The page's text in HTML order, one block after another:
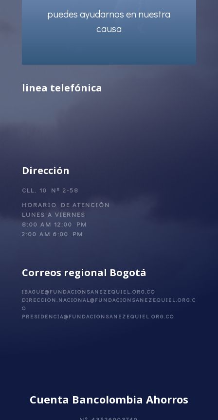
puedes ayudarnos en nuestra
causa
linea telefónica
Dirección
CLL. 10 Nº 2-58
HORARIO DE ATENCIÓN
LUNES A VIERNES
8:00 AM 12:00 PM
2:00 AM 6:00 PM
Correos regional Bogotá
IBAGUE@FUNDACIONSANEZEQUIEL.ORG.CO
DIRECCION.NACIONAL@FUNDACIONSANEZEQUIEL.ORG.C
O
PRESIDENCIA@FUNDACIONSANEZEQUIEL.ORG.CO
Cuenta Bancolombia Ahorros